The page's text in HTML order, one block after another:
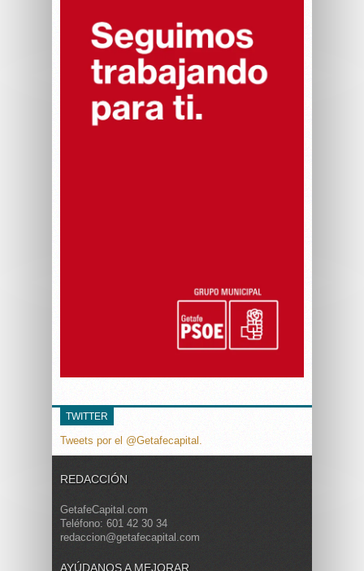
TWITTER
Tweets por el @Getafecapital.
REDACCIÓN
GetafeCapital.com
Teléfono: 601 42 30 34
redaccion@getafecapital.com
AYÚDANOS A MEJORAR